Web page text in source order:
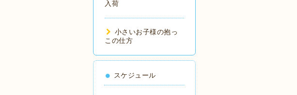
入荷
小さいお子様の抱っ
この仕方
スケジュール